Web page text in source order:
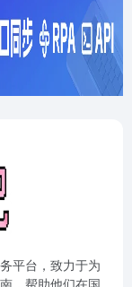
平台，致力于为
，帮助他们在国